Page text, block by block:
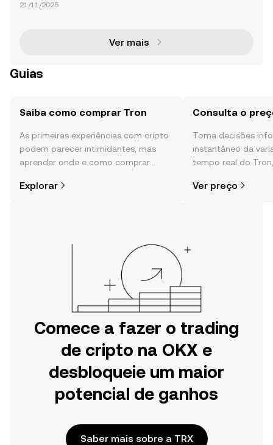
aço das criptomoedas, particularmente pela sua lid
21/11/2025
Ver mais
Guias
Saiba como comprar Tron
As primeiras experiências com cripto
podem parecer intimidantes, mas
aprender onde e como comprar
Começa a tua viagem na aplicação
Explorar
Consulta o
Toma decisões
instantâneo da
tempo real do
Ver preço
Comece a fazer o trading
de cripto na OKX e
desbloqueie um maior
potencial de ganhos
Saber mais sobre a TRX